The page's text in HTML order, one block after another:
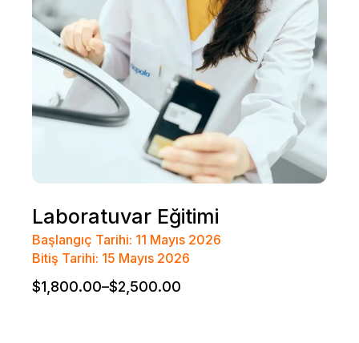
Laboratuvar Eğitimi
Başlangıç Tarihi: 11 Mayıs 2026
Bitiş Tarihi: 15 Mayıs 2026
$1,800.00–$2,500.00